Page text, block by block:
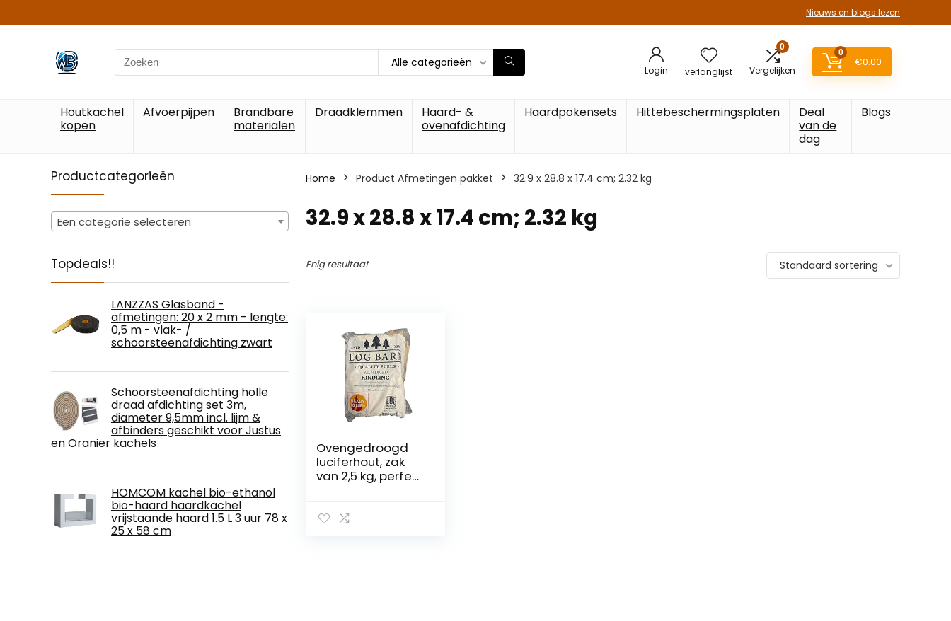
Nieuws en blogs lezen
Search
for:
Alle categorieën
Login verlanglijst
0
Vergelijken
0
€0.00
Houtkachel
kopen
Afvoerpijpen
Brandbare
materialen
Draadklemmen
Haard- &
ovenafdichting
Haardpokensets Hittebeschermingsplaten
Deal
van de
dag
Blogs
Productcategorieën
Een categorie selecteren
Topdeals!!
LANZZAS Glasband -
afmetingen: 20 x 2 mm - lengte:
0,5 m - vlak- /
schoorsteenafdichting zwart
Schoorsteenafdichting holle
draad afdichting set 3m,
diameter 9,5mm incl. lijm &
afbinders geschikt voor Justus
en Oranier kachels
HOMCOM kachel bio-ethanol
bio-haard haardkachel
vrijstaande haard 1.5 L 3 uur 78 x
25 x 58 cm
Home Product Afmetingen pakket ‎32.9 x 28.8 x 17.4 cm; 2.32 kg
‎32.9 x 28.8 x 17.4 cm; 2.32 kg
Enig resultaat Standaard sortering
Ovengedroogd
luciferhout, zak
van 2,5 kg, perfect
kachels, oven, grill